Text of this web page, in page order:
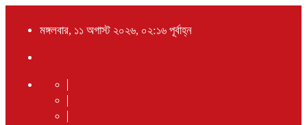
মঙ্গলবার, ১১ অগাস্ট ২০২৬, ০২:১৬ পূর্বাহ্ন